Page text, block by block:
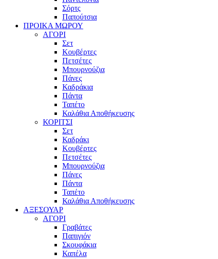
Σόρτς
Παπούτσια
ΠΡΟΙΚΑ ΜΩΡΟΥ
ΑΓΟΡΙ
Σετ
Κουβέρτες
Πετσέτες
Μπουρνούζια
Πάνες
Καδράκια
Πάντα
Ταπέτο
Καλάθια Αποθήκευσης
ΚΟΡΙΤΣΙ
Σετ
Καδράκι
Κουβέρτες
Πετσέτες
Μπουρνούζια
Πάνες
Πάντα
Ταπέτο
Καλάθια Αποθήκευσης
ΑΞΕΣΟΥΑΡ
ΑΓΟΡΙ
Γραβάτες
Παπιγιόν
Σκουφάκια
Καπέλα